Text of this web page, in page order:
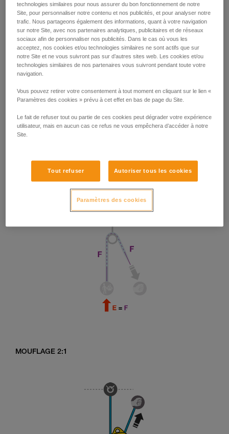
MOUFLAGE 2:1
technologies similaires pour nous assurer du bon fonctionnement de notre
Site, pour personnaliser notre contenu et nos publicités, et pour analyser notre
trafic. Nous partageons également des informations, quant à votre navigation
sur notre Site, avec nos partenaires analytiques, publicitaires et de réseaux
sociaux afin de personnaliser nos publicités. Dans le cas où vous les
acceptez, nos cookies et/ou technologies similaires ne sont actifs que sur
notre Site et ne vous suivront pas sur d’autres sites web. Les cookies et/ou
technologies similaires de nos partenaires vous suivront pendant toute votre
navigation.
Vous pouvez retirer votre consentement à tout moment en cliquant sur le lien «
Paramètres des cookies » prévu à cet effet en bas de page du Site.
Le fait de refuser tout ou partie de ces cookies peut dégrader votre expérience
utilisateur, mais en aucun cas ce refus ne vous empêchera d’accéder à notre
Site.
Tout refuser Autoriser tous les cookies
Paramètres des cookies